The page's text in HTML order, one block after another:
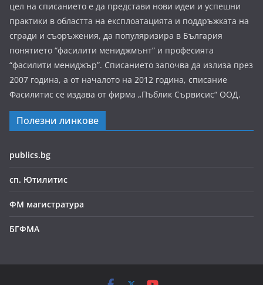
цел на списанието е да представи нови идеи и успешни
практики в областта на експлоатацията и поддръжката на
сгради и съоръжения, да популяризира в България
понятието “фасилити мениджмънт” и професията
“фасилити мениджър”. Списанието започва да излиза през
2007 година, а от началото на 2012 година, списание
Фасилитис се издава от фирма „Пъблик Сървисис“ ООД.
Полезни линкове
publics.bg
сп. Ютилитис
ФМ магистратура
БГФМА